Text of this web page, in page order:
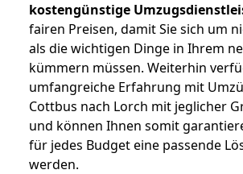
kostengünstige
fairen Preisen, damit Sie sich um
als die wichtigen Dinge in Ihrem
kümmern müssen. Weiterhin
umfangreiche Erfahrung mit
Cottbus nach Lorch mit jeglicher
und können Ihnen somit
für jedes Budget eine passende
werden.